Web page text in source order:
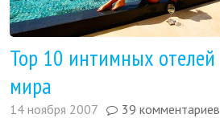
Top 10 интимных отелей
мира
14 ноября 2007 39 комментариев